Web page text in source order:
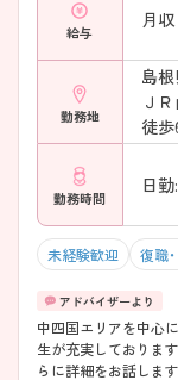
給与
月収
勤務地
島
Ｊ
徒歩
勤務時間
日勤
未経験歓迎 復職
中四国エリアを中心
生が充実しております。 ご興味のある方には、面接対策ポイントな
らに詳細をお話しま